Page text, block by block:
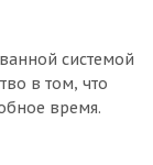
системой
в том, что
время.